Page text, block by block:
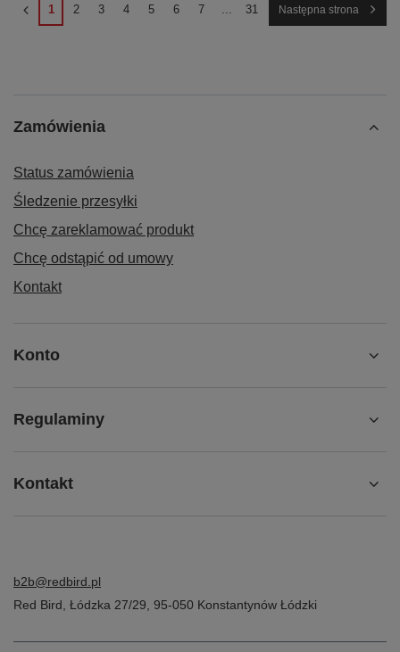
1 2 3 4 5 6 7 ... 31 Następna strona
Zamówienia
Status zamówienia
Śledzenie przesyłki
Chcę zareklamować produkt
Chcę odstąpić od umowy
Kontakt
Konto
Regulaminy
Kontakt
b2b@redbird.pl
Red Bird Łódzka 27/29 95-050 Konstantynów Łódzki